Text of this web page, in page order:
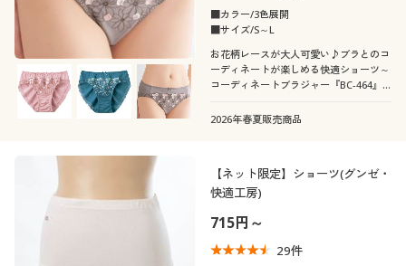
■カラー/3色展開
■サイズ/S～L
お花柄レースが大人可愛い♪ブラとのコ
ーディネートが楽しめる快適ショーツ～
コーディネートブラジャー『BC-464』
2026年春夏販売商品
【ネット限定】ショーツ(グンゼ・
快適工房)
715円～
29件